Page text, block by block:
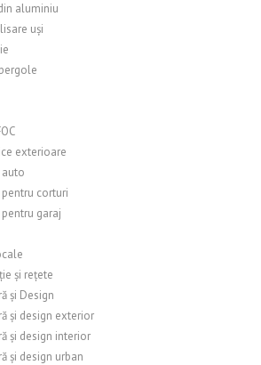
aluminiu
uși
exterioare
auto
pentru corturi
pentru garaj
și rețete
și Design
și design exterior
și design interior
și design urban